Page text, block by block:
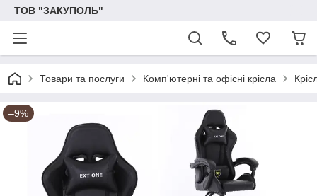
ТОВ "ЗАКУПОЛЬ"
Товари та послуги Комп'ютерні та офісні крісла
–9%